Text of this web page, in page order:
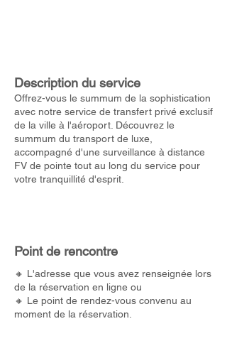
Description du service
Offrez-vous le summum de la sophistication
avec notre service de transfert privé exclusif
de la ville à l'aéroport. Découvrez le
summum du transport de luxe,
accompagné d'une surveillance à distance
FV de pointe tout au long du service pour
votre tranquillité d'esprit.
Point de rencontre
🔸 L'adresse que vous avez renseignée lors
de la réservation en ligne ou
🔸 Le point de rendez-vous convenu au
moment de la réservation.